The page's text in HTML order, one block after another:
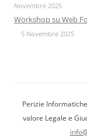
Novembre 2025
Workshop su Web
5 Novembre 2025
Perizie
valore Legale e